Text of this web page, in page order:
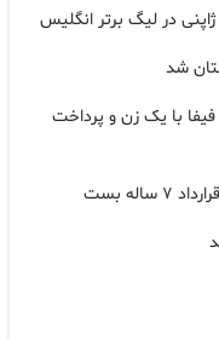
در لیگ برتر انگلیس
شد
فیفا با یک زن و پرداخت
بست